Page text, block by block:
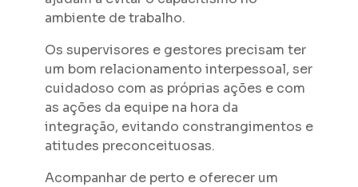
ambiente de trabalho.
Os supervisores e gestores precisam ter
um bom relacionamento interpessoal, ser
cuidadoso com as próprias ações e com
as ações da equipe na hora da
integração, evitando constrangimentos e
atitudes preconceituosas.
Acompanhar de perto e oferecer um